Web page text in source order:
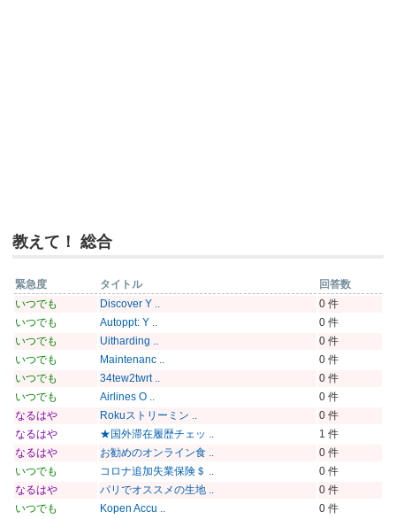
教えて！ 総合
緊急度 タイトル
回答数
いつでも
Discover Y ..
0 件
いつでも
Autoppt: Y ..
0 件
いつでも
Uitharding ..
0 件
いつでも
Maintenanc ..
0 件
いつでも
34tew2twrt ..
0 件
いつでも
Airlines O ..
0 件
なるはや
Rokuストリーミン ..
0 件
なるはや
★国外滞在履歴チェッ ..
1 件
なるはや
お勧めのオンライン食 ..
0 件
いつでも
コロナ追加失業保険＄ ..
0 件
なるはや
パリでオススメの生地 ..
0 件
いつでも
Kopen Accu ..
0 件